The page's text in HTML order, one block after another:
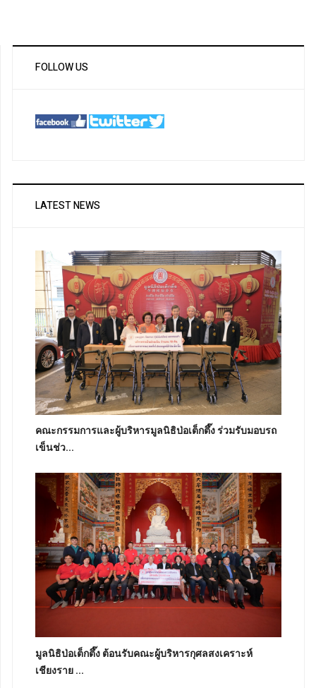
FOLLOW US
LATEST NEWS
คณะกรรมการและผู้บริหารมูลนิธิป่อเต็กตึ๊ง ร่วมรับมอบรถ
เข็นช่ว...
มูลนิธิป่อเต็กตึ๊ง ต้อนรับคณะผู้บริหารกุศลสงเคราะห์
เชียงราย ...